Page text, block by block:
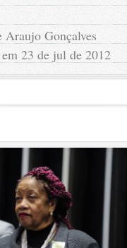
Araujo Gonçalves
23 de jul de 2012